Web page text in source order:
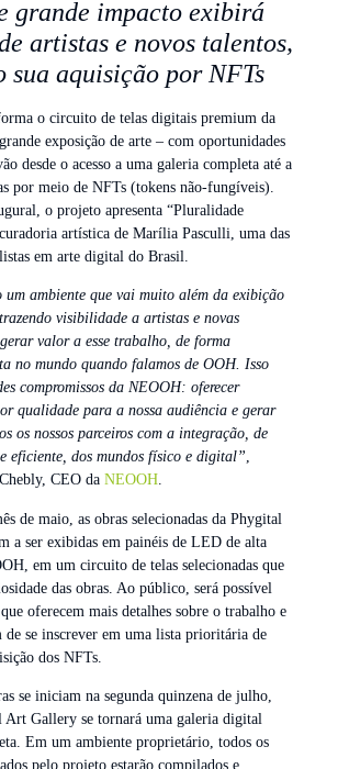
grande impacto exibirá
artistas e novos talentos,
sua aquisição por NFTs
o circuito de telas digitais premium da
exposição de arte – com oportunidades
desde o acesso a uma galeria completa até a
por meio de NFTs (tokens não-fungíveis).
o projeto apresenta “Pluralidade
artística de Marília Pasculli, uma das
em arte digital do Brasil.
um ambiente que vai muito além da exibição
visibilidade a artistas e novas
valor a esse trabalho, de forma
no mundo quando falamos de OOH. Isso
compromissos da NEOOH: oferecer
qualidade para a nossa audiência e gerar
os nossos parceiros com a integração, de
eficiente, dos mundos físico e digital”,
CEO da NEOOH.
de maio, as obras selecionadas da Phygital
a ser exibidas em painéis de LED de alta
em um circuito de telas selecionadas que
das obras. Ao público, será possível
oferecem mais detalhes sobre o trabalho e
de se inscrever em uma lista prioritária de
dos NFTs.
se iniciam na segunda quinzena de julho,
Art Gallery se tornará uma galeria digital
Em um ambiente proprietário, todos os
pelo projeto estarão compilados e